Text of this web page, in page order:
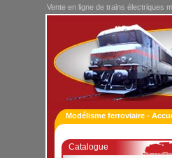
Vente en ligne de trains électriques
Modélisme ferroviaire -
Catalogue